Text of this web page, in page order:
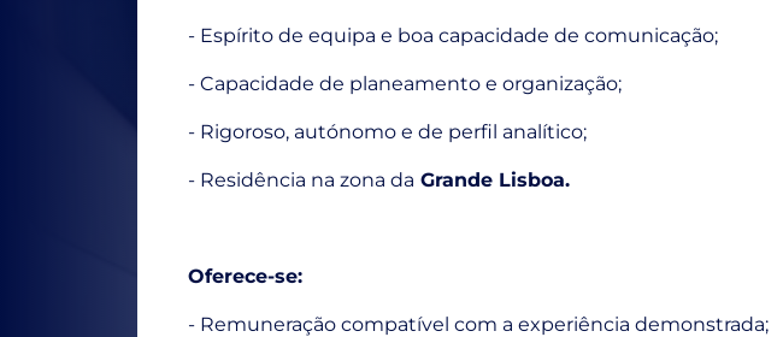
- Espírito de equipa e boa capacidade de comunicação;
- Capacidade de planeamento e organização;
- Rigoroso, autónomo e de perfil analítico;
- Residência na zona da Grande Lisboa.
Oferece-se:
- Remuneração compatível com a experiência demonstrada;